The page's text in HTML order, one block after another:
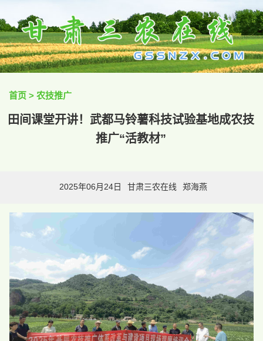
首页 > 农技推广
田间课堂开讲！武都马铃薯科技试验基地成农技
推广“活教材”
2025年06月24日 甘肃三农在线 郑海燕